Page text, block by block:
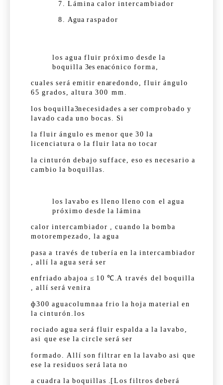
7. Lámina calor intercambiador
8. Agua raspador
los agua fluir próximo desde la
boquilla 3es enacónico forma,
cuales será emitir enaredondo, fluir ángulo
65 grados, altura 300 mm.
los boquilla3necesidades a ser comprobado y
lavado cada uno bocas. Si
la fluir ángulo es menor que 30 la
licenciatura o la fluir lata no tocar
la cinturón debajo sufface, eso es necesario a
cambio la boquillas.
los lavabo es lleno lleno con el agua
próximo desde la lámina
calor intercambiador , cuando la bomba
motorempezado, la agua
pasa a través de tubería en la intercambiador
, allí la agua será ser
enfriado abajoa ≤ 10 ℃ .A través del boquilla
, allí será venira
ф300 aguacolumnaa frio la hoja material en
la cinturón. los
rociado agua será fluir espalda a la lavabo,
asi que ese la circle será ser
formado. Allí son filtrar en la lavabo asi que
ese la residuos será lata no
a cuadra la boquillas . [Los filtros deberá